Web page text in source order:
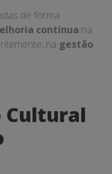
de forma
contínua na
na gestão
Cultural